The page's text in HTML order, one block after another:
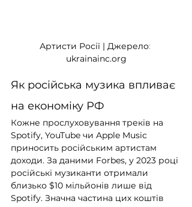
Артисти Росії | Джерело:
ukrainainc.org
Як російська музика впливає
на економіку РФ
Кожне прослуховування треків на
Spotify, YouTube чи Apple Music
приносить російським артистам
доходи. За даними Forbes, у 2023 році
російські музиканти отримали
близько $10 мільйонів лише від
Spotify. Значна частина цих коштів